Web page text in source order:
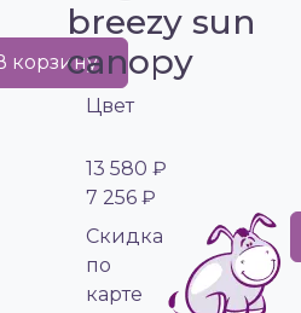
корзину
breezy sun
canopy
Цвет
13 580 ₽
7 256 ₽
Cкидка
по
карте